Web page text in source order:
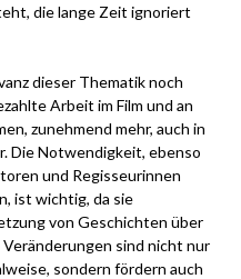
die lange Zeit ignoriert
dieser Thematik noch
Arbeit im Film und an
zunehmend mehr, auch in
Die Notwendigkeit, ebenso
und Regisseurinnen
ist wichtig, da sie
von Geschichten über
sind nicht nur
sondern fördern auch